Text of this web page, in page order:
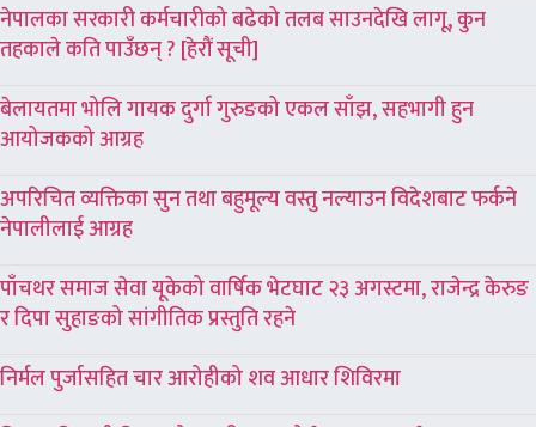
नेपालका सरकारी कर्मचारीको बढेको तलब साउनदेखि लागू, कुन
तहकाले कति पाउँछन् ? [हेरौं सूची]
बेलायतमा भोलि गायक दुर्गा गुरुङको एकल साँझ, सहभागी हुन
आयोजकको आग्रह
अपरिचित व्यक्तिका सुन तथा बहुमूल्य वस्तु नल्याउन विदेशबाट फर्कने
नेपालीलाई आग्रह
पाँचथर समाज सेवा यूकेको वार्षिक भेटघाट २३ अगस्टमा, राजेन्द्र केरुङ
र दिपा सुहाङको सांगीतिक प्रस्तुति रहने
निर्मल पुर्जासहित चार आरोहीको शव आधार शिविरमा